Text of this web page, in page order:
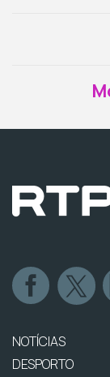
NOTÍCIAS
DESPORTO